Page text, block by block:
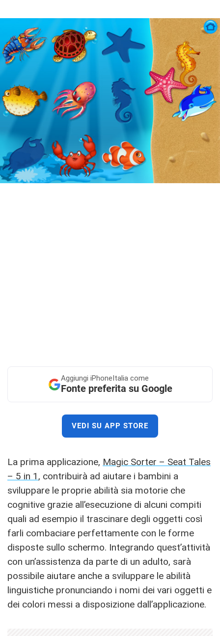
Aggiungi iPhoneItalia come
Fonte preferita su Google
VEDI SU APP STORE
La prima applicazione, Magic Sorter – Seat Tales
– 5 in 1 , contribuirà ad aiutare i bambini a
sviluppare le proprie abilità sia motorie che
cognitive grazie all’esecuzione di alcuni compiti
quali ad esempio il trascinare degli oggetti così
farli combaciare perfettamente con le forme
disposte sullo schermo. Integrando quest’attività
con un’assistenza da parte di un adulto, sarà
possibile aiutare anche a sviluppare le abilità
linguistiche pronunciando i nomi dei vari oggetti e
dei colori messi a disposizione dall’applicazione.